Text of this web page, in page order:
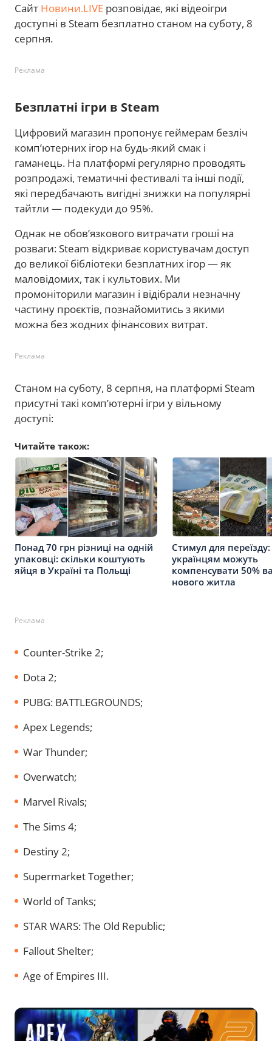
Сайт Новини.LIVE розповідає, які відеоігри
доступні в Steam безплатно станом на суботу, 8
серпня.
Реклама
Безплатні ігри в Steam
Цифровий магазин пропонує геймерам безліч
комп’ютерних ігор на будь-який смак і
гаманець. На платформі регулярно проводять
розпродажі, тематичні фестивалі та інші події,
які передбачають вигідні знижки на популярні
тайтли — подекуди до 95%.
Однак не обов’язкового витрачати гроші на
розваги: Steam відкриває користувачам доступ
до великої бібліотеки безплатних ігор — як
маловідомих, так і культових. Ми
промоніторили магазин і відібрали незначну
частину проєктів, познайомитись з якими
можна без жодних фінансових витрат.
Реклама
Станом на суботу, 8 серпня, на платформі Steam
присутні такі комп’ютерні ігри у вільному
доступі:
Читайте також:
Понад 70 грн різниці на одній
упаковці: скільки коштують
яйця в Україні та Польщі
Стимул для
українцям можуть
компенсувати 50%
нового житла
Реклама
Counter-Strike 2;
Dota 2;
PUBG: BATTLEGROUNDS;
Apex Legends;
War Thunder;
Overwatch;
Marvel Rivals;
The Sims 4;
Destiny 2;
Supermarket Together;
World of Tanks;
STAR WARS: The Old Republic;
Fallout Shelter;
Age of Empires III.